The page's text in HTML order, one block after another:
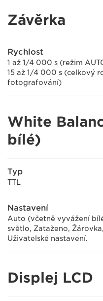
Závěrka
Rychlost
1 až 1/4 000 s (režim
15 až 1/4 000 s (celkový
fotografování)
White
bílé)
Typ
TTL
Nastavení
Auto (včetně vyvážení
světlo, Zataženo,
Uživatelské nastavení.
Displej LCD